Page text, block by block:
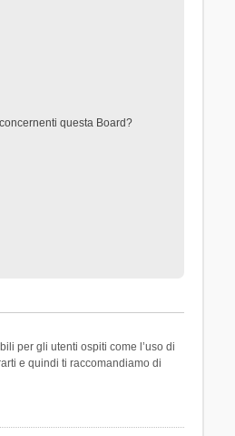
questa Board?
per gli utenti ospiti come l’uso di
e quindi ti raccomandiamo di